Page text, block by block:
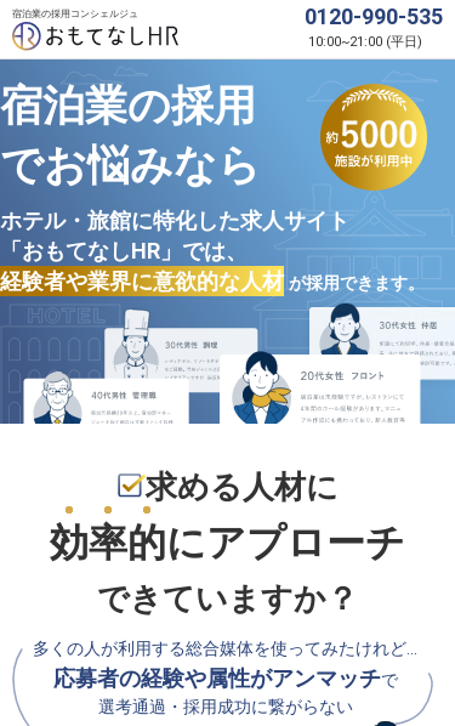
宿泊業の採用コンシェルジュ 0120-990-535
10:00~21:00 (平日)
宿泊業の採用
でお悩みなら
ホテル・旅館に特化した求人サイト
「おもてなしHR」では、
経験者や業界に意欲的な人材 が採用できます。
求める人材に
効率的にアプローチ
できていますか？
多くの人が利用する総合媒体を使ってみたけれど…
応募者の経験や属性がアンマッチで
選考通過・採用成功に繋がらない